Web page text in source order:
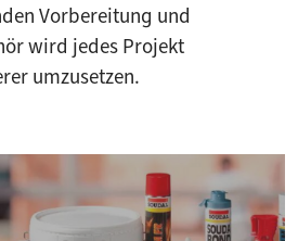
Vorbereitung und
wird jedes Projekt
umzusetzen.